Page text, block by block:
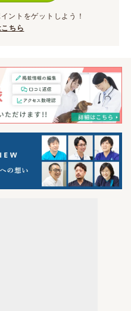
ント をゲットしよう！
ちら